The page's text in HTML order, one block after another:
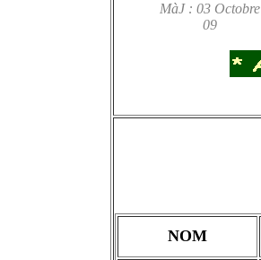
MàJ : 03 Octobre
09
NOM